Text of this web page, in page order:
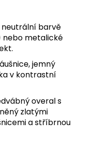
neutrální barvě
nebo metalické
jemný
v kontrastní
overal s
zlatými
a stříbrnou